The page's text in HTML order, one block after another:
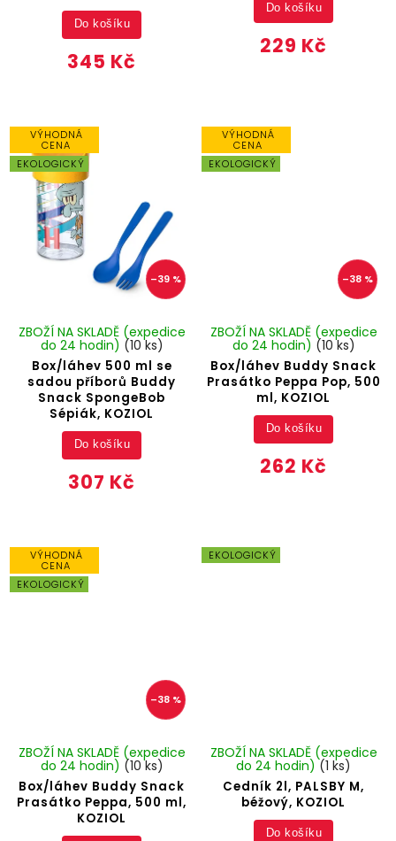
345 Kč
Do košíku
229 Kč
Do košíku
VÝHODNÁ
CENA
EKOLOGICKÝ
–39 %
Box/láhev 500 ml se
sadou příborů Buddy
Snack SpongeBob
Sépiák, KOZIOL
ZBOŽÍ NA SKLADĚ (expedice
do 24 hodin) (10 ks)
307 Kč
Do košíku
VÝHODNÁ
CENA
EKOLOGICKÝ
–38 %
Box/láhev Buddy Snack
Prasátko Peppa Pop, 500
ml, KOZIOL
ZBOŽÍ NA SKLADĚ (expedice
do 24 hodin) (10 ks)
262 Kč
Do košíku
VÝHODNÁ
CENA
EKOLOGICKÝ
–38 %
Box/láhev Buddy Snack
Prasátko Peppa, 500 ml,
KOZIOL
ZBOŽÍ NA SKLADĚ (expedice
do 24 hodin) (10 ks)
EKOLOGICKÝ
Cedník 2l, PALSBY M,
béžový, KOZIOL
ZBOŽÍ NA SKLADĚ (expedice
do 24 hodin)(1 ks)
Do košíku